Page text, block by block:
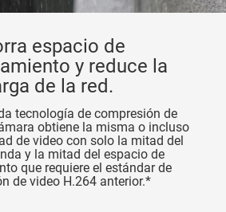
espacio de
y reduce la
de la red.
tecnología de compresión de
obtiene la misma o incluso
de video con solo la mitad del
y la mitad del espacio de
que requiere el estándar de
de video H.264 anterior.*